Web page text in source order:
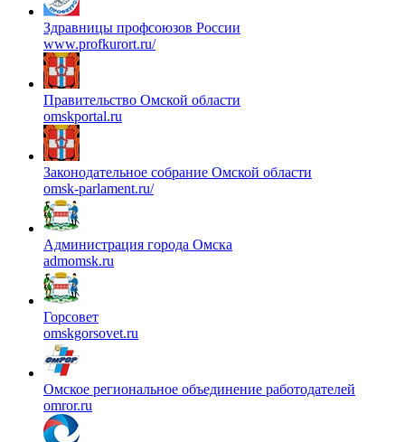
Здравницы профсоюзов России
www.profkurort.ru/
Правительство Омской области
omskportal.ru
Законодательное собрание Омской области
omsk-parlament.ru/
Администрация города Омска
admomsk.ru
Горсовет
omskgorsovet.ru
Омское региональное объединение работодателей
omror.ru